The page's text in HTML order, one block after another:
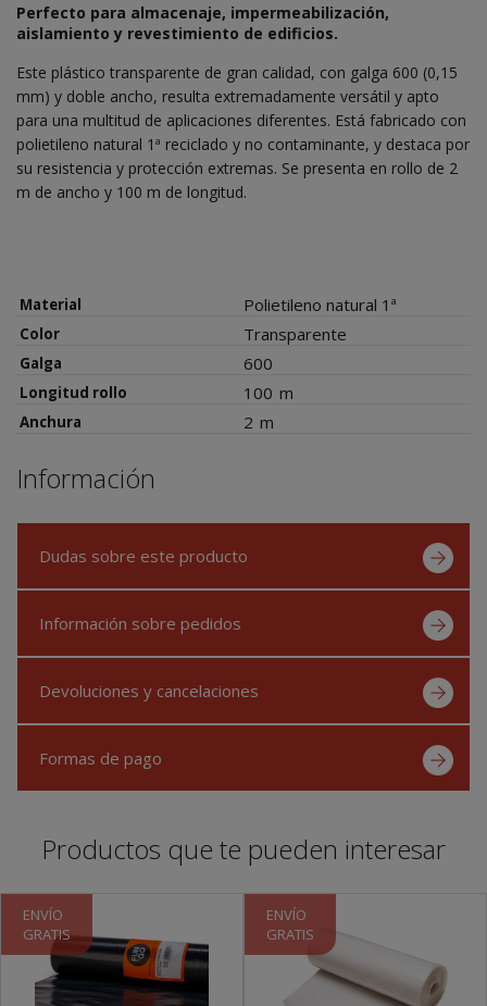
Perfecto para almacenaje, impermeabilización,
aislamiento y revestimiento de edificios.
Este plástico transparente de gran calidad, con galga 600 (0,15
mm) y doble ancho, resulta extremadamente versátil y apto
para una multitud de aplicaciones diferentes. Está fabricado con
polietileno natural 1ª reciclado y no contaminante, y destaca por
su resistencia y protección extremas. Se presenta en rollo de 2
m de ancho y 100 m de longitud.
Material Polietileno natural 1ª
Color Transparente
Galga 600
Longitud rollo 100 m
Anchura 2 m
Información
Dudas sobre este producto
Información sobre pedidos
Devoluciones y cancelaciones
Formas de pago
Productos que te pueden interesar
ENVÍO
GRATIS
ENVÍO
GRATIS